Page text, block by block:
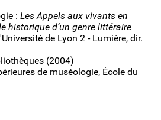
: Les Appels aux vivants en
historique d’un genre littéraire
de Lyon 2 - Lumière, dir.
(2004)
de muséologie, École du